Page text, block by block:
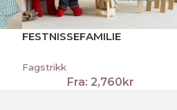
FESTNISSEFAMILIE
Fagstrikk
Fra: 2,760kr